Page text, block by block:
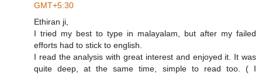
GMT+5:30
Ethiran ji,
I tried my best to type in malayalam, but after my failed
efforts had to stick to english.
I read the analysis with great interest and enjoyed it. It was
quite deep, at the same time, simple to read too. ( I